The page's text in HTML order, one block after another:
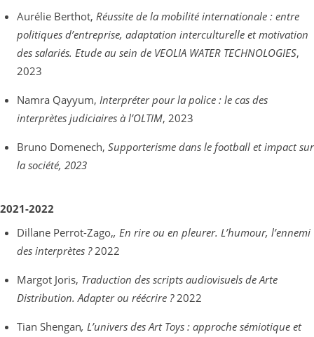
Aurélie Berthot, Réussite de la mobilité internationale : entre
politiques d’entreprise, adaptation interculturelle et motivation
des salariés. Etude au sein de VEOLIA WATER TECHNOLOGIES,
2023
Namra Qayyum, Interpréter pour la police : le cas des
interprètes judiciaires à l’OLTIM, 2023
Bruno Domenech, Supporterisme dans le football et impact sur
la société, 2023
2021-2022
Dillane Perrot-Zago,, En rire ou en pleurer. L’humour, l’ennemi
des interprètes ?2022
Margot Joris, Traduction des scripts audiovisuels de Arte
Distribution. Adapter ou réécrire ?2022
Tian Shengan, L’univers des Art Toys : approche sémiotique et